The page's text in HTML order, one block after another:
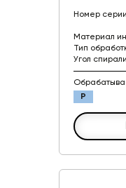
Номер
Материал
Тип
Угол
P